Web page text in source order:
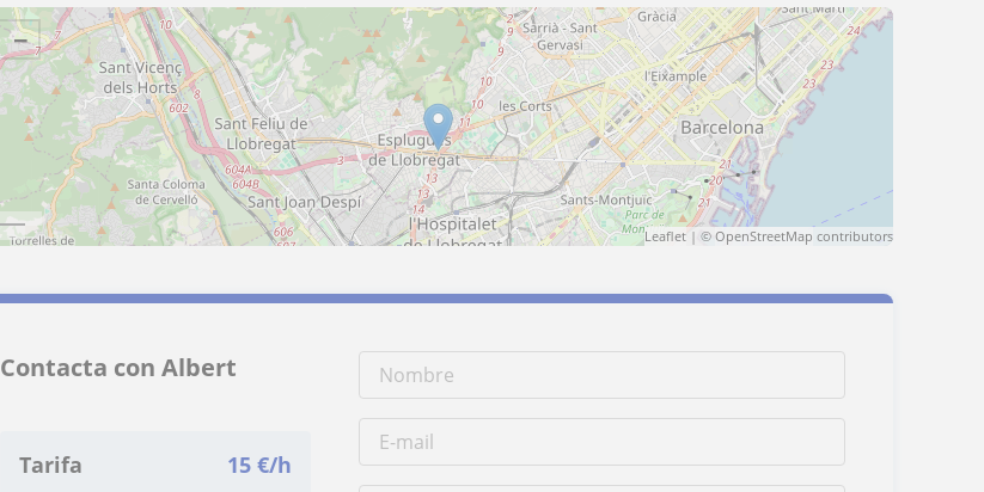
−
Leaflet| © OpenStreetMap contributors
Contacta con Albert
Tarifa 15 €/h